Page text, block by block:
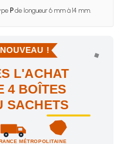
Pde longueur 6 mm à 14 mm.
!
L'ACHAT
4 BOÎTES
SACHETS
MÉTROPOLITAINE